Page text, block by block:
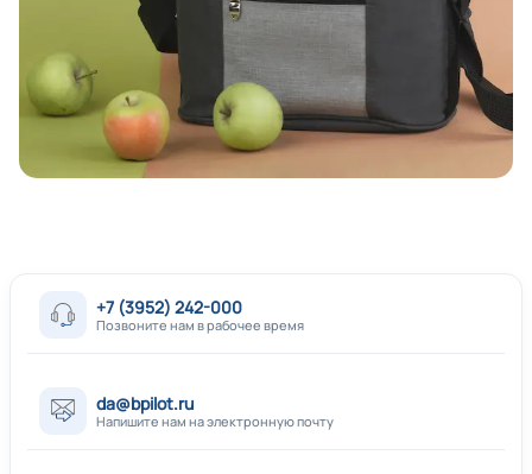
+7 (3952) 242-000
Позвоните нам в рабочее время
da@bpilot.ru
Напишите нам на электронную почту